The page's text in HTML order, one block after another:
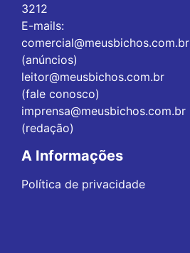
3212
E-mails:
comercial@meusbichos.com.br
(anúncios)
leitor@meusbichos.com.br
(fale conosco)
imprensa@meusbichos.com.br
(redação)
A Informações
Política de privacidade